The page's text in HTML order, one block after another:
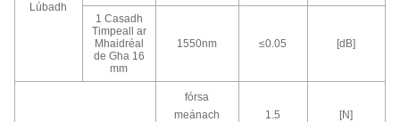
Lúbadh
1 Casadh
Timpeall ar
Mhaidréal
de Gha 16
mm
1550nm ≤0.05 [dB]
fórsa
meánach
1.5 [N]